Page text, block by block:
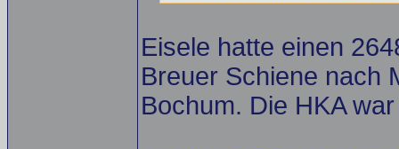
Eisele hatte einen
Breuer Schiene nach
Bochum. Die HKA